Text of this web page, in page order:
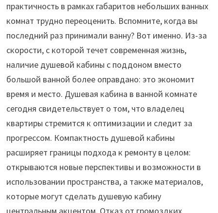
практичность в рамках габаритов небольших ванных
комнат трудно переоценить. Вспомните, когда вы
последний раз принимали ванну? Вот именно. Из-за
скорости, с которой течет современная жизнь,
наличие душевой кабины с поддоном вместо
большой ванной более оправдано: это экономит
время и место. Душевая кабина в ванной комнате
сегодня свидетельствует о том, что владелец
квартиры стремится к оптимизации и следит за
прогрессом. Компактность душевой кабины
расширяет границы подхода к ремонту в целом:
открываются новые перспективы и возможности в
использовании пространства, а также материалов,
которые могут сделать душевую кабину